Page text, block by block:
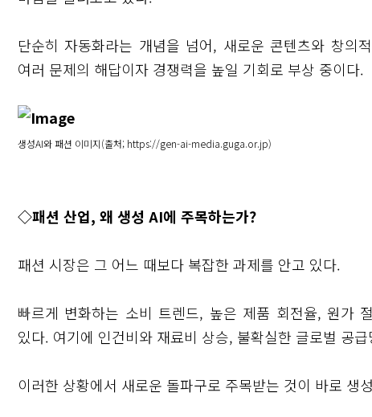
단순히 자동화라는 개념을 넘어, 새로운 콘텐츠와 창의
여러 문제의 해답이자 경쟁력을 높일 기회로 부상 중이다.
생성AI와 패션 이미지(출처; https://gen-ai-media.guga.or.jp)
◇패션 산업, 왜 생성 AI에 주목하는가?
패션 시장은 그 어느 때보다 복잡한 과제를 안고 있다.
빠르게 변화하는 소비 트렌드, 높은 제품 회전율, 원가
있다. 여기에 인건비와 재료비 상승, 불확실한 글로벌 공
이러한 상황에서 새로운 돌파구로 주목받는 것이 바로 생